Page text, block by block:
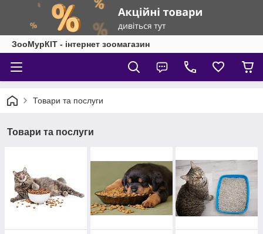
ЗооМурКІТ - інтернет зоомагазин
Товари та послуги
Товари та послуги